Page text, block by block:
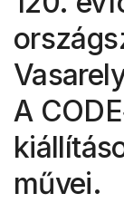
A
művei.